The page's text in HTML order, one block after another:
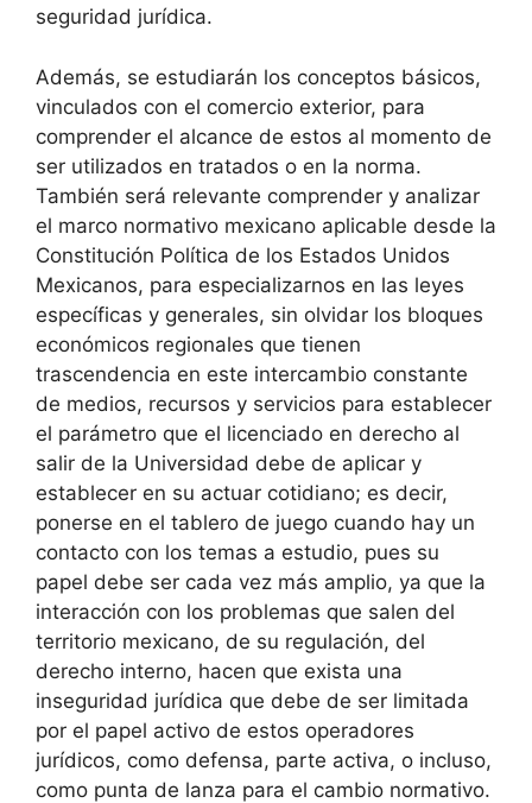
seguridad jurídica.
Además, se estudiarán los conceptos básicos,
vinculados con el comercio exterior, para
comprender el alcance de estos al momento de
ser utilizados en tratados o en la norma.
También será relevante comprender y analizar
el marco normativo mexicano aplicable desde la
Constitución Política de los Estados Unidos
Mexicanos, para especializarnos en las leyes
específicas y generales, sin olvidar los bloques
económicos regionales que tienen
trascendencia en este intercambio constante
de medios, recursos y servicios para establecer
el parámetro que el licenciado en derecho al
salir de la Universidad debe de aplicar y
establecer en su actuar cotidiano; es decir,
ponerse en el tablero de juego cuando hay un
contacto con los temas a estudio, pues su
papel debe ser cada vez más amplio, ya que la
interacción con los problemas que salen del
territorio mexicano, de su regulación, del
derecho interno, hacen que exista una
inseguridad jurídica que debe de ser limitada
por el papel activo de estos operadores
jurídicos, como defensa, parte activa, o incluso,
como punta de lanza para el cambio normativo.